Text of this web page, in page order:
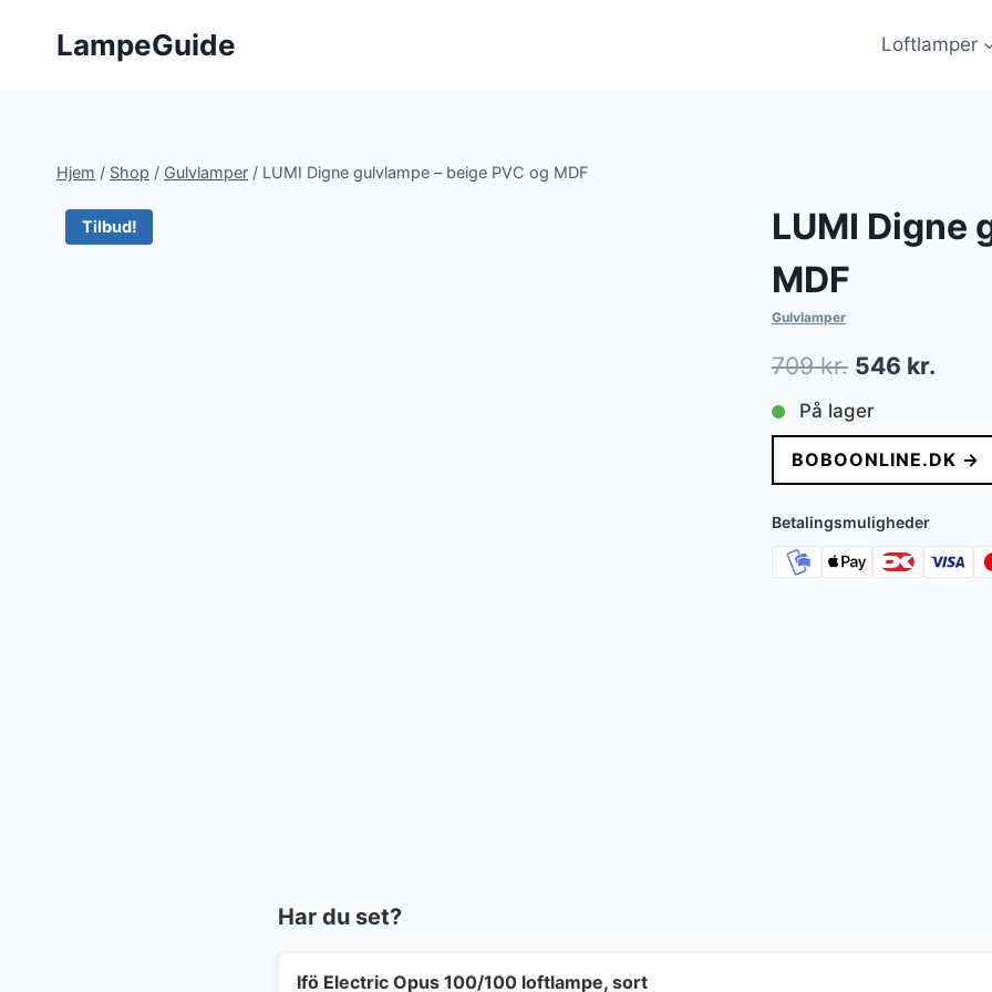
LampeGuide Loftlamper
Hjem / Shop / Gulvlamper / LUMI Digne gulvlampe – beige PVC og MDF
Tilbud!
LUMI Digne
MDF
Gulvlamper
709kr. Den
oprindelige
pris
var:
709 kr..
546 kr.Den
pris
er:
På lager
BOBOONLINE.DK →
Betalingsmuligheder
Har du set?
Ifö Electric Opus 100/100 loftlampe, sort